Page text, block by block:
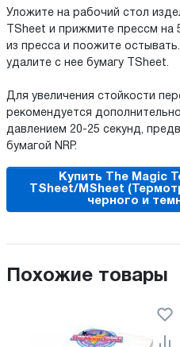
Уложите на рабочий стол
TSheet и прижмите прессм на
из пресса и поожите
удалите с нее бумагу TSheet.
Для увеличения стойкости
рекомендуется
давлением 20-25 секунд,
бумагой NRP.
Купить The Magic
TSheet/MSheet
черного и
Похожие товары